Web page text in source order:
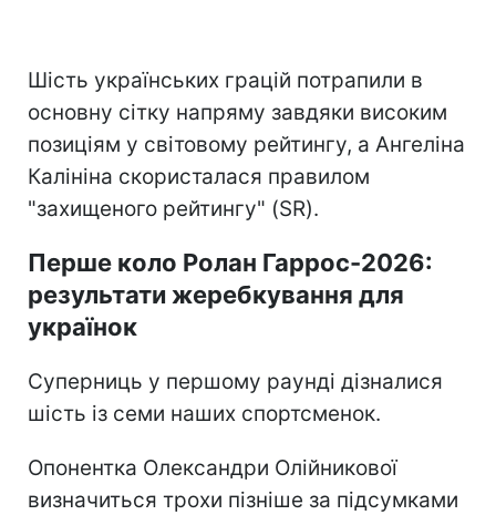
Шість українських грацій потрапили в
основну сітку напряму завдяки високим
позиціям у світовому рейтингу, а Ангеліна
Калініна скористалася правилом
"захищеного рейтингу" (SR).
Перше коло Ролан Гаррос-2026:
результати жеребкування для
українок
Суперниць у першому раунді дізналися
шість із семи наших спортсменок.
Опонентка Олександри Олійникової
визначиться трохи пізніше за підсумками